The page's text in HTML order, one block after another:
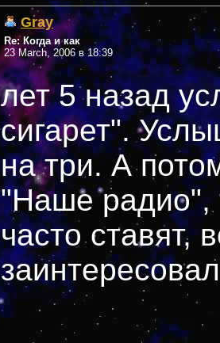
Gray
Re: Когда и как
23 March, 2006 в 18:39
лет 5 назад
сигарет".
на три. А
"Наше
часто ставят,